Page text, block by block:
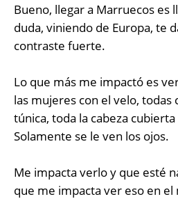
Bueno, llegar a Marruecos es
duda, viniendo de Europa, te
contraste fuerte.
Lo que más me impactó es
las mujeres con el velo, todas
túnica, toda la cabeza
Solamente se le ven los ojos.
Me impacta verlo y que esté
que me impacta ver eso en el